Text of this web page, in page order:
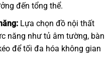
đến tổng thể.
Lựa chọn đồ nội thất
năng như tủ âm tường, bàn
để tối đa hóa không gian